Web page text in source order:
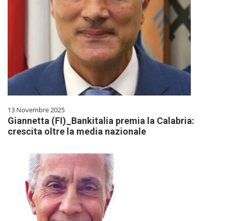
13 Novembre 2025
Giannetta (FI)_Bankitalia premia la Calabria:
crescita oltre la media nazionale